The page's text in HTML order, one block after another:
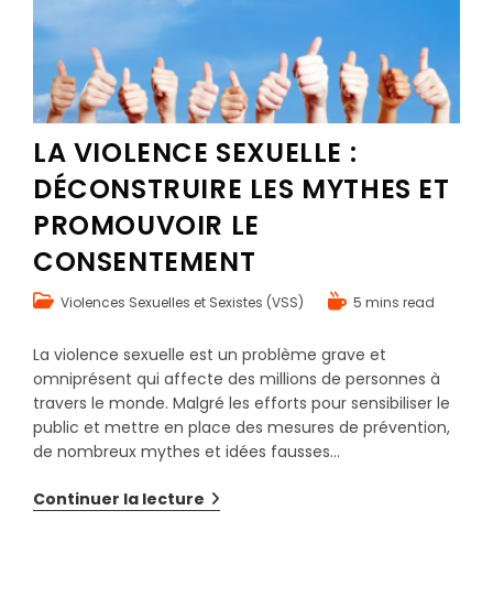
LA VIOLENCE SEXUELLE :
DÉCONSTRUIRE LES MYTHES ET
PROMOUVOIR LE
CONSENTEMENT
Violences Sexuelles et Sexistes (VSS) 5 mins read
La violence sexuelle est un problème grave et
omniprésent qui affecte des millions de personnes à
travers le monde. Malgré les efforts pour sensibiliser le
public et mettre en place des mesures de prévention,
de nombreux mythes et idées fausses…
Continuer la lecture